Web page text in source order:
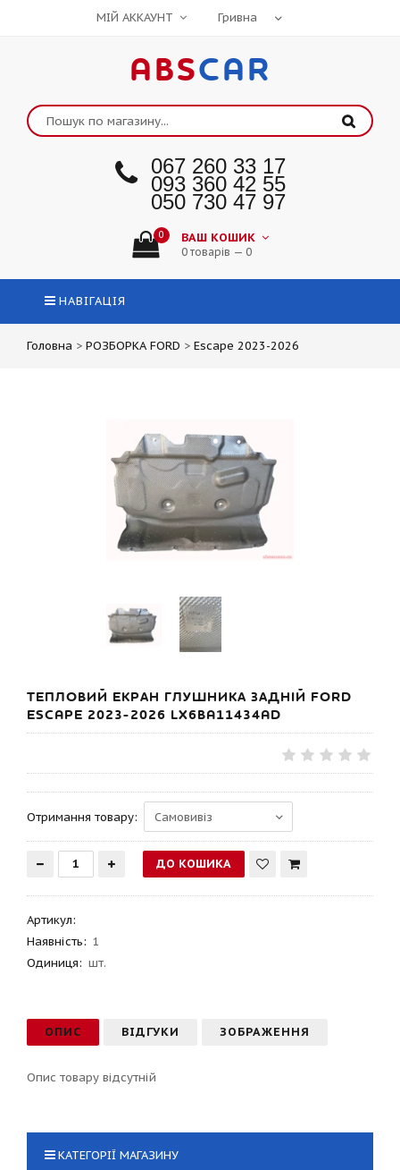
МІЙ АККАУНТ
ABSCAR
067 260 33 17
093 360 42 55
050 730 47 97
0 ВАШ КОШИК
0 товарів — 0
НАВІГАЦІЯ
Головна > РОЗБОРКА FORD > Escape 2023-2026
ТЕПЛОВИЙ ЕКРАН ГЛУШНИКА ЗАДНІЙ FORD
ESCAPE 2023-2026 LX6BA11434AD
Отримання товару:
Артикул:
Наявність: 1
Одиниця: шт.
ОПИС ВІДГУКИ ЗОБРАЖЕННЯ
Опис товару відсутній
КАТЕГОРІЇ МАГАЗИНУ